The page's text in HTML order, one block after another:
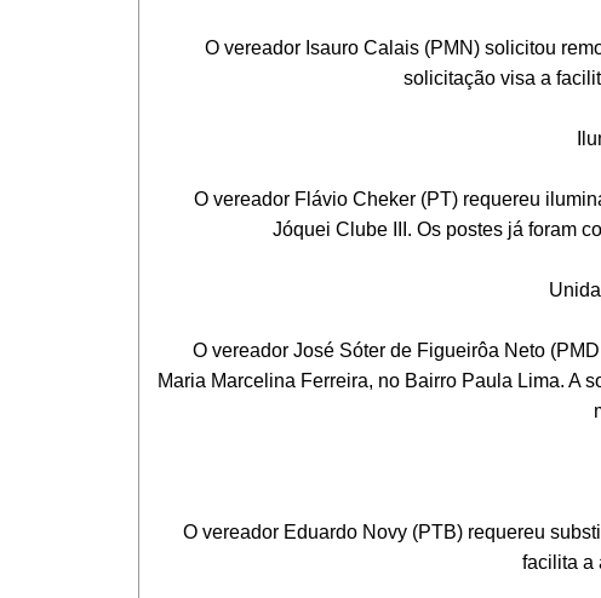
O vereador Isauro Calais (PMN) solicitou
solicitação visa a
O vereador Flávio Cheker (PT) requereu
Jóquei Clube III. Os postes já foram
O vereador José Sóter de Figueirôa Neto
Maria Marcelina Ferreira, no Bairro Paula Lima. A
O vereador Eduardo Novy (PTB) requereu
facilita a